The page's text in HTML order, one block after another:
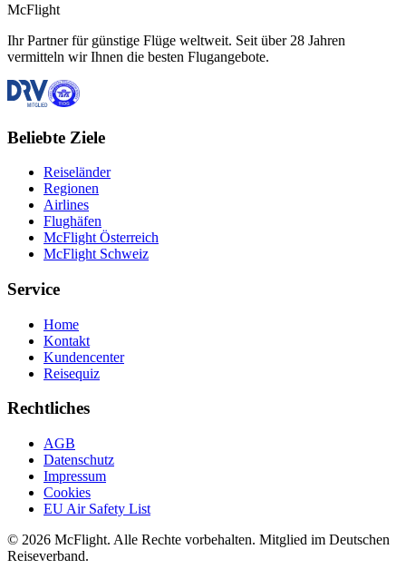
McFlight
Ihr Partner für günstige Flüge weltweit. Seit über 28 Jahren
vermitteln wir Ihnen die besten Flugangebote.
Beliebte Ziele
Reiseländer
Regionen
Airlines
Flughäfen
McFlight Österreich
McFlight Schweiz
Service
Home
Kontakt
Kundencenter
Reisequiz
Rechtliches
AGB
Datenschutz
Impressum
Cookies
EU Air Safety List
© 2026 McFlight. Alle Rechte vorbehalten. Mitglied im Deutschen
Reiseverband.